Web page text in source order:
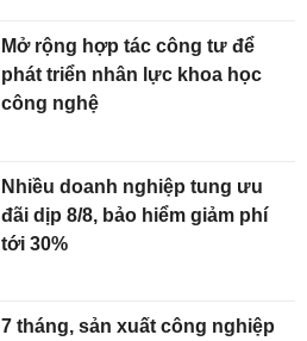
Mở rộng hợp tác công tư để
phát triển nhân lực khoa học
công nghệ
Nhiều doanh nghiệp tung ưu
đãi dịp 8/8, bảo hiểm giảm phí
tới 30%
7 tháng, sản xuất công nghiệp